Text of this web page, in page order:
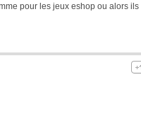
pour les jeux eshop ou alors ils